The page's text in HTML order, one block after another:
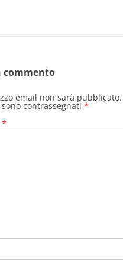
commento
email non sarà pubblicato.
contrassegnati *
*